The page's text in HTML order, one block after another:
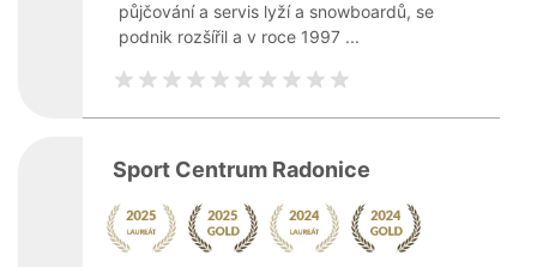
půjčování a servis lyží a snowboardů, se
podnik rozšířil a v roce 1997 ...
Sport Centrum Radonice